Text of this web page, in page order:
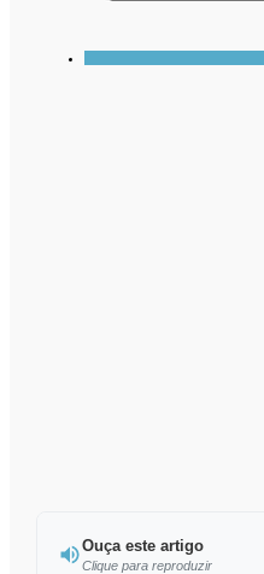
Ouça este artigo
Clique para reproduzir